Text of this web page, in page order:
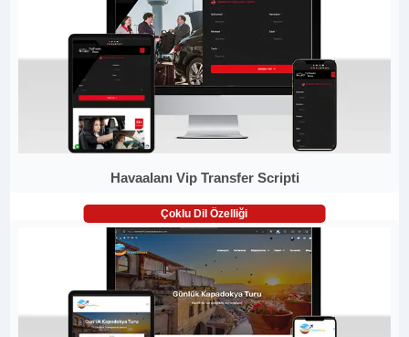
Havaalanı Vip Transfer Scripti
Çoklu Dil Özelliği